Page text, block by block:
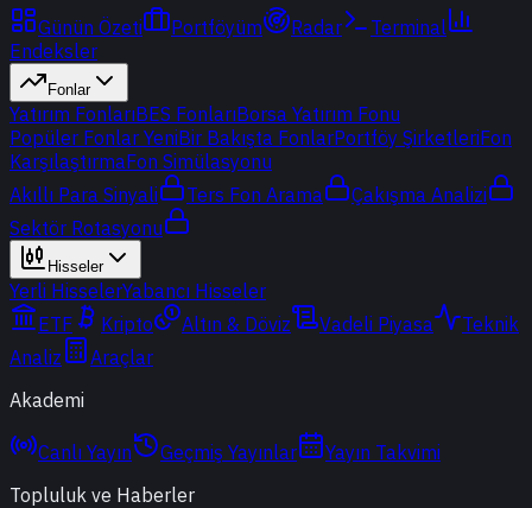
Günün Özeti Portföyüm Radar
Terminal
Endeksler
Fonlar
Yatırım FonlarıBES FonlarıBorsa Yatırım Fonu
Popüler Fonlar YeniBir Bakışta FonlarPortföy ŞirketleriFon
KarşılaştırmaFon Simülasyonu
Akıllı Para Sinyali
Ters Fon Arama
Çakışma Analizi
Sektör Rotasyonu
Hisseler
Yerli HisselerYabancı Hisseler
ETF
Kripto Altın & Döviz Vadeli Piyasa
Teknik
Analiz
Araçlar
Akademi
Canlı Yayın Geçmiş Yayınlar
Yayın Takvimi
Topluluk ve Haberler